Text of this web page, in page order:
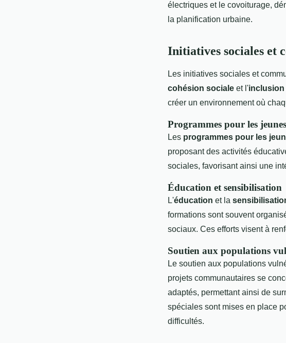
électriques et le covoiturage,
la planification urbaine.
Initiatives sociales et
Les initiatives sociales et
cohésion sociale et l'inclusion
créer un environnement où
Programmes pour les jeunes
Les programmes pour les
proposant des activités
sociales, favorisant ainsi une
Éducation et sensibilisation
L'éducation et la
formations sont souvent
sociaux. Ces efforts visent à
Soutien aux populations
Le soutien aux populations
projets communautaires se
adaptés, permettant ainsi de
spéciales sont mises en place
difficultés.